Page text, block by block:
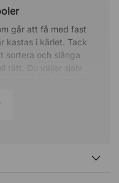
går att få med fast
kastas i kärlet. Tack
sortera och slänga
rätt. Du väljer själv